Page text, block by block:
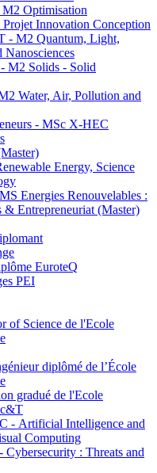
Optimisation
Innovation Conception
- M2 Quantum, Light,
Nanosciences
M2 Solids - Solid
Water, Air, Pollution and
- MSc X-HEC
Energy, Science
Energies Renouvelables :
& Entrepreneuriat (Master)
EuroteQ
PEI
of Science de l'Ecole
diplômé de l’École
gradué de l'Ecole
- Artificial Intelligence and
Computing
: Threats and